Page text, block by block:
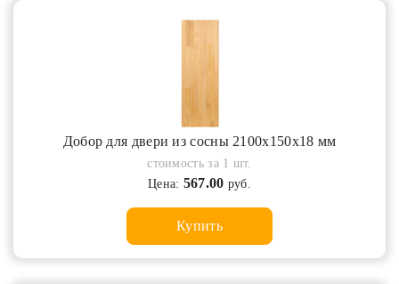
Добор для двери из сосны 2100х150х18 мм
стоимость за 1 шт.
Цена: 567.00 руб.
Купить